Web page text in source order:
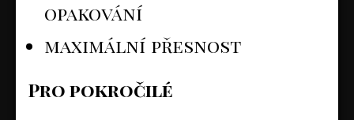
opakování
maximální přesnost
Pro pokročilé